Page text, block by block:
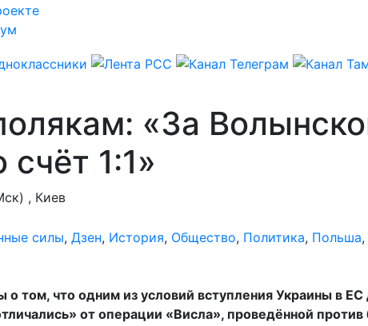
«За
1:1»
, Киев
силы, Дзен, История, Общество, Политика, Польша,
о том, что одним из условий вступления Украины в
от операции «Висла», проведённой